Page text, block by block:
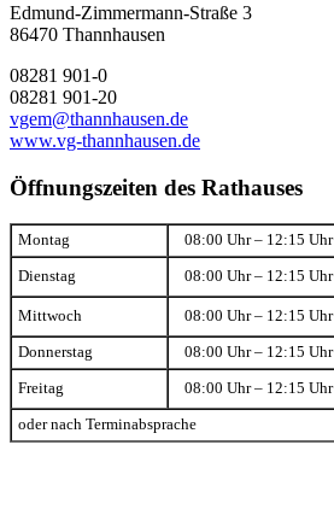
Edmund-Zimmermann-Straße 3
86470 Thannhausen
08281 901-0
08281 901-20
vgem@thannhausen.de
www.vg-thannhausen.de
Öffnungszeiten des Rathauses
Montag 08:00 Uhr – 12:15 Uhr
Dienstag 08:00 Uhr – 12:15 Uhr
Mittwoch 08:00 Uhr – 12:15 Uhr
Donnerstag 08:00 Uhr – 12:15 Uhr
Freitag 08:00 Uhr – 12:15 Uhr
oder nach Terminabsprache